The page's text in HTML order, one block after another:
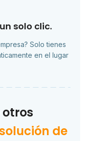
solo clic.
Solo tienes
en el lugar
otros
de